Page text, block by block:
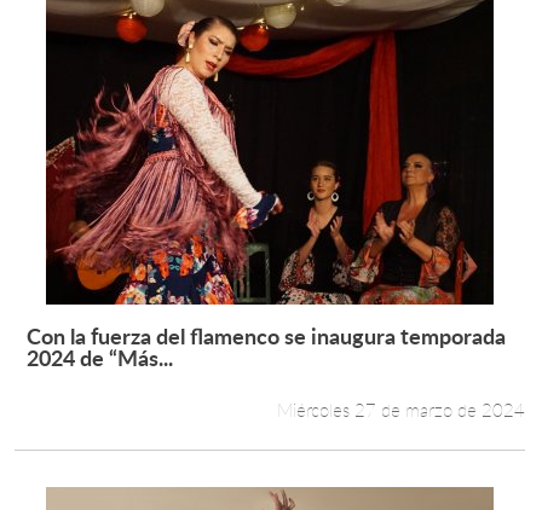
Leer más +
Con la fuerza del flamenco se inaugura temporada
2024 de “Más...
Miércoles 27 de marzo de 2024